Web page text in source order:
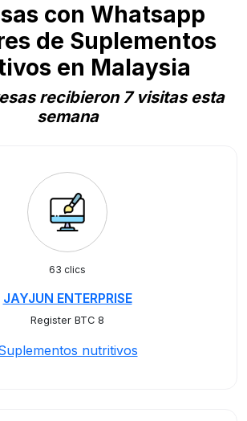
con Whatsapp
de Suplementos
en Malaysia
recibieron 7 visitas esta
semana
63 clics
JAYJUN ENTERPRISE
Register BTC 8
nutritivos